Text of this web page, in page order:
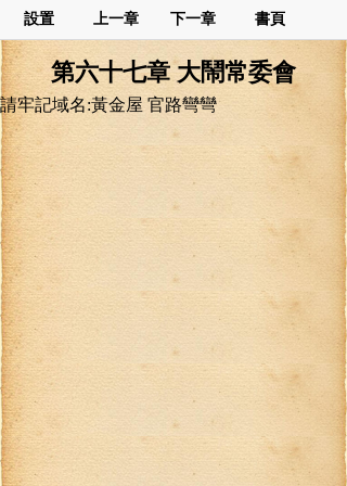
設置 上一章 下一章 書頁
第六十七章 大鬧常委會
請牢記域名:黃金屋 官路彎彎